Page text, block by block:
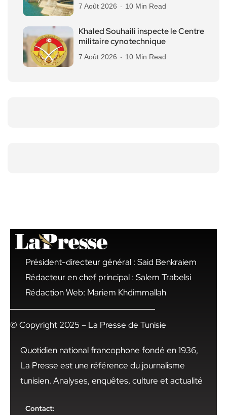
7 Août 2026 10 Min Read
Khaled Souhaili inspecte le Centre
militaire cynotechnique
7 Août 2026 10 Min Read
Président-directeur général : Said Benkraiem
Rédacteur en chef principal : Salem Trabelsi
Rédaction Web: Mariem Khdimmallah
© Copyright 2025 – La Presse de Tunisie
Quotidien national francophone fondé en 1936,
La Presse est une référence du journalisme
tunisien. Analyses, enquêtes, culture et actualité
Contact: